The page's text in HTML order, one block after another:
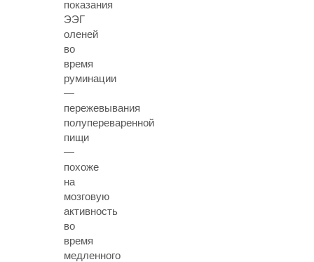
показания
ЭЭГ
оленей
во
время
руминации
—
пережевывания
полупереваренной
пищи
—
похоже
на
мозговую
активность
во
время
медленного